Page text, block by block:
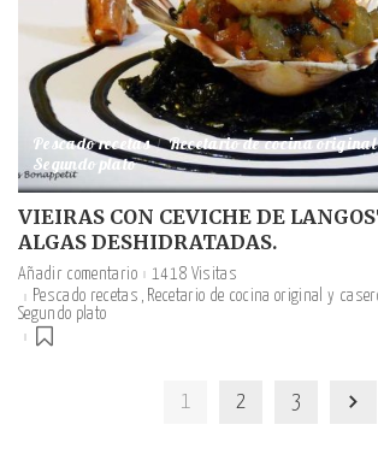
Pescado recetas Recetario de cocina
Segundo plato
VIEIRAS CON CEVICHE DE
ALGAS DESHIDRATADAS.
Añadir comentario
1418 Visitas
Pescado recetas
Recetario de cocina original y
Segundo plato
1 2 3